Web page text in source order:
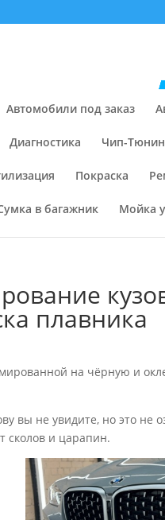
Автомобили под заказ
Диагностика Чип-
Покраска
в багажник Мойка
плавника
на чёрную и
вы не увидите, но это
сколов и царапин.